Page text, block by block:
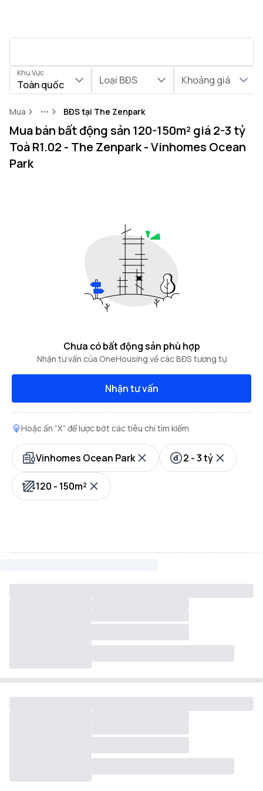
Khu Vực
Toàn quốc Loại BĐS Khoảng giá
Mua MoreBĐS tại The Zenpark
Mua bán bất động sản 120-150m² giá 2-3 tỷ
Toà R1.02 - The Zenpark - Vinhomes Ocean
Park
Chưa có bất động sản phù hợp
Nhận tư vấn của OneHousing về các BĐS tương tự
Nhận tư vấn
Hoặc ấn “X” để lược bớt các tiêu chí tìm kiếm
Vinhomes Ocean Park 2 - 3 tỷ
120 - 150m²